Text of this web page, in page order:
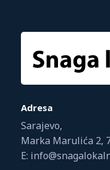
Adresa
Sarajevo,
Marka Marulića 2,
E: